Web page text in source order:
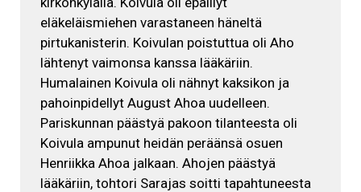
eläkeläismiehen varastaneen häneltä
pirtukanisterin. Koivulan poistuttua oli Aho
lähtenyt vaimonsa kanssa lääkäriin.
Humalainen Koivula oli nähnyt kaksikon ja
pahoinpidellyt August Ahoa uudelleen.
Pariskunnan päästyä pakoon tilanteesta oli
Koivula ampunut heidän peräänsä osuen
Henriikka Ahoa jalkaan. Ahojen päästyä
lääkäriin, tohtori Sarajas soitti tapahtuneesta